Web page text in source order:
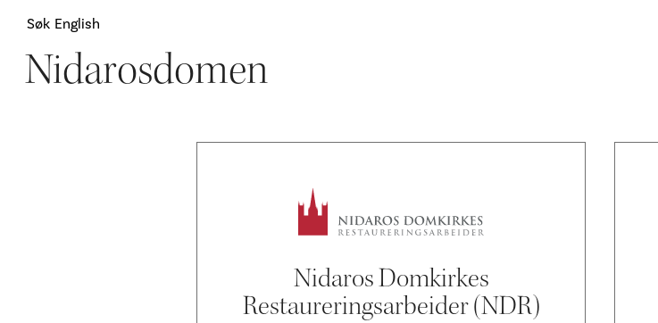
Søk English
Nidarosdomen
Nidaros Domkirkes
Restaureringsarbeider (NDR)